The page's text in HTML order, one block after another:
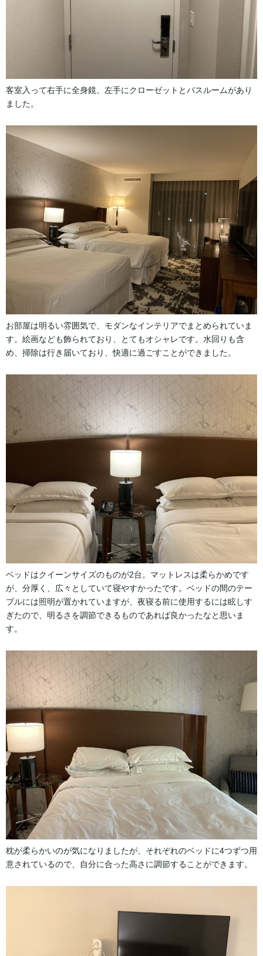
客室入って右手に全身鏡、左手にクローゼットとバスルームがあり
ました。
お部屋は明るい雰囲気で、モダンなインテリアでまとめられていま
す。絵画なども飾られており、とてもオシャレです。水回りも含
め、掃除は行き届いており、快適に過ごすことができました。
ベッドはクイーンサイズのものが2台。マットレスは柔らかめです
が、分厚く、広々としていて寝やすかったです。ベッドの間のテー
ブルには照明が置かれていますが、夜寝る前に使用するには眩しす
ぎたので、明るさを調節できるものであれば良かったなと思いま
す。
枕が柔らかいのが気になりましたが、それぞれのベッドに4つずつ用
意されているので、自分に合った高さに調節することができます。